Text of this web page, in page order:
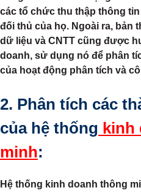
các tổ chức thu thập thông
đối thủ của họ. Ngoài ra, bản
dữ liệu và CNTT cũng được
doanh, sử dụng nó để phân
của hoạt động phân tích và
2. Phân tích các
của hệ thống kinh
minh:
Hệ thống kinh doanh thông